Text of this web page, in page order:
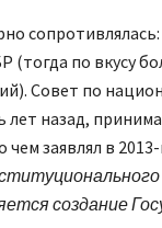
(тогда по вкусу
Совет по
лет назад,
чем заявлял в
создание